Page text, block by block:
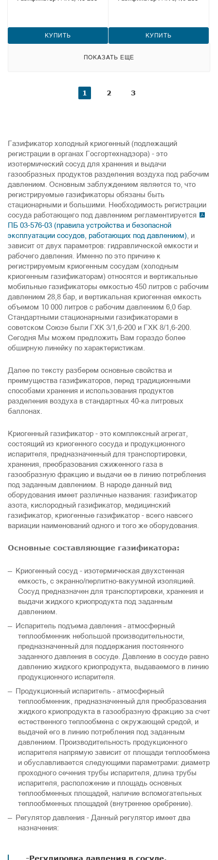
КУПИТЬ КУПИТЬ
ПОКАЗАТЬ ЕЩЕ
1 2 3
Газификатор холодный криогенный (подлежащий
регистрации в органах Госгортехнадзора) - это
изотермический сосуд для хранения и выдачи
газообразных продуктов разделения воздуха под рабочим
давлением. Основным заблуждением является то, что
регистрируемые газификаторы обязаны быть
стационарными и большими. Необходимость регистрации
сосуда работающего под давлением регламентируется
ПБ 03-576-03 (правила устройства и безопасной
эксплуатации сосудов, работающих под давлением) , и
зависит от двух параметров: гидравлической емкости и
рабочего давления. Именно по это причине к
регистрируемым криогенным сосудам (холодным
криогенным газификаторам) относятся и вертикальные
мобильные газификаторы емкостью 450 литров с рабочим
давлением 28,8 бар, и вертикальная криогенная емкость
объемом 10 000 литров с рабочим давлением 6,0 бар.
Стандартными стационарными газификаторами в
советском Союзе были ГХК 3/1,6-200 и ГХК 8/1,6-200.
Сегодня Мы можем предложить Вам гораздо более
обширную линейку по характеристикам.
Далее по тексту разберем основные свойства и
преимущества газификаторов, перед традиционными
способами хранения и использования продуктов
разделения воздуха в стандартных 40-ка литровых
баллонах.
Криогенный газификатор - это комплексный агрегат,
состоящий из криогенного сосуда и продукционного
испарителя, предназначенный для транспортировки,
хранения, преобразования сжиженного газа в
газообразную фракцию и выдачи ее в линию потребления
под заданным давлением. В народе данный вид
оборудования имеет различные названия: газификатор
азота, кислородный газификатор, медицинский
газификатор, криогенные газификатор - всего навсего
вариации наименований одного и того же оборудования.
Основные составляющие газификатора:
Криогенный сосуд - изотермическая двухстенная
емкость, с экранно/перлитно-вакуумной изоляцией.
Сосуд предназначен для транспортировки, хранения и
выдачи жидкого криопродукта под заданным
давлением.
Испаритель подъема давления – атмосферный
теплообменник небольшой производительности,
предназначенный для поддержания постоянного
заданного давления в сосуде. Давление в сосуде равно
давлению жидкого криопродукта, выдаваемого в линию
продукционного испарителя.
Продукционный испаритель – атмосферный
теплообменник, предназначенный для преобразования
жидкого криопродукта в газообразную фракцию за счет
естественного теплообмена с окружающей средой, и
выдачей его в линию потребления под заданным
давлением. Производительность продукционного
испарителя напрямую зависит от площади теплообмена
и обуславливается следующими параметрами: диаметр
проходного сечения трубы испарителя, длина трубы
испарителя, расположение и площадь основных
теплообменных площадей, наличие вспомогательных
теплообменных площадей (внутреннее оребрение).
Регулятор давления - Данный регулятор имеет два
назначения:
-Регулировка давления в сосуде,